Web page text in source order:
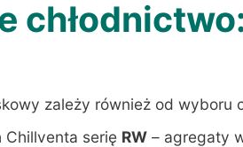
zależy również od wyboru
Chillventa serię RW – agregaty